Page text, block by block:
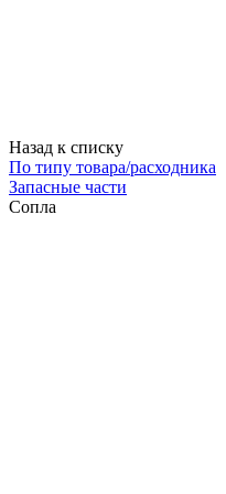
Назад к списку
По типу товара/расходника
Запасные части
Сопла